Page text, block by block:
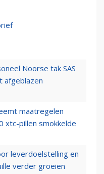
Noorse tak SAS
afgeblazen
maatregelen
xtc-pillen smokkelde
leverdoelstelling en
verder groeien